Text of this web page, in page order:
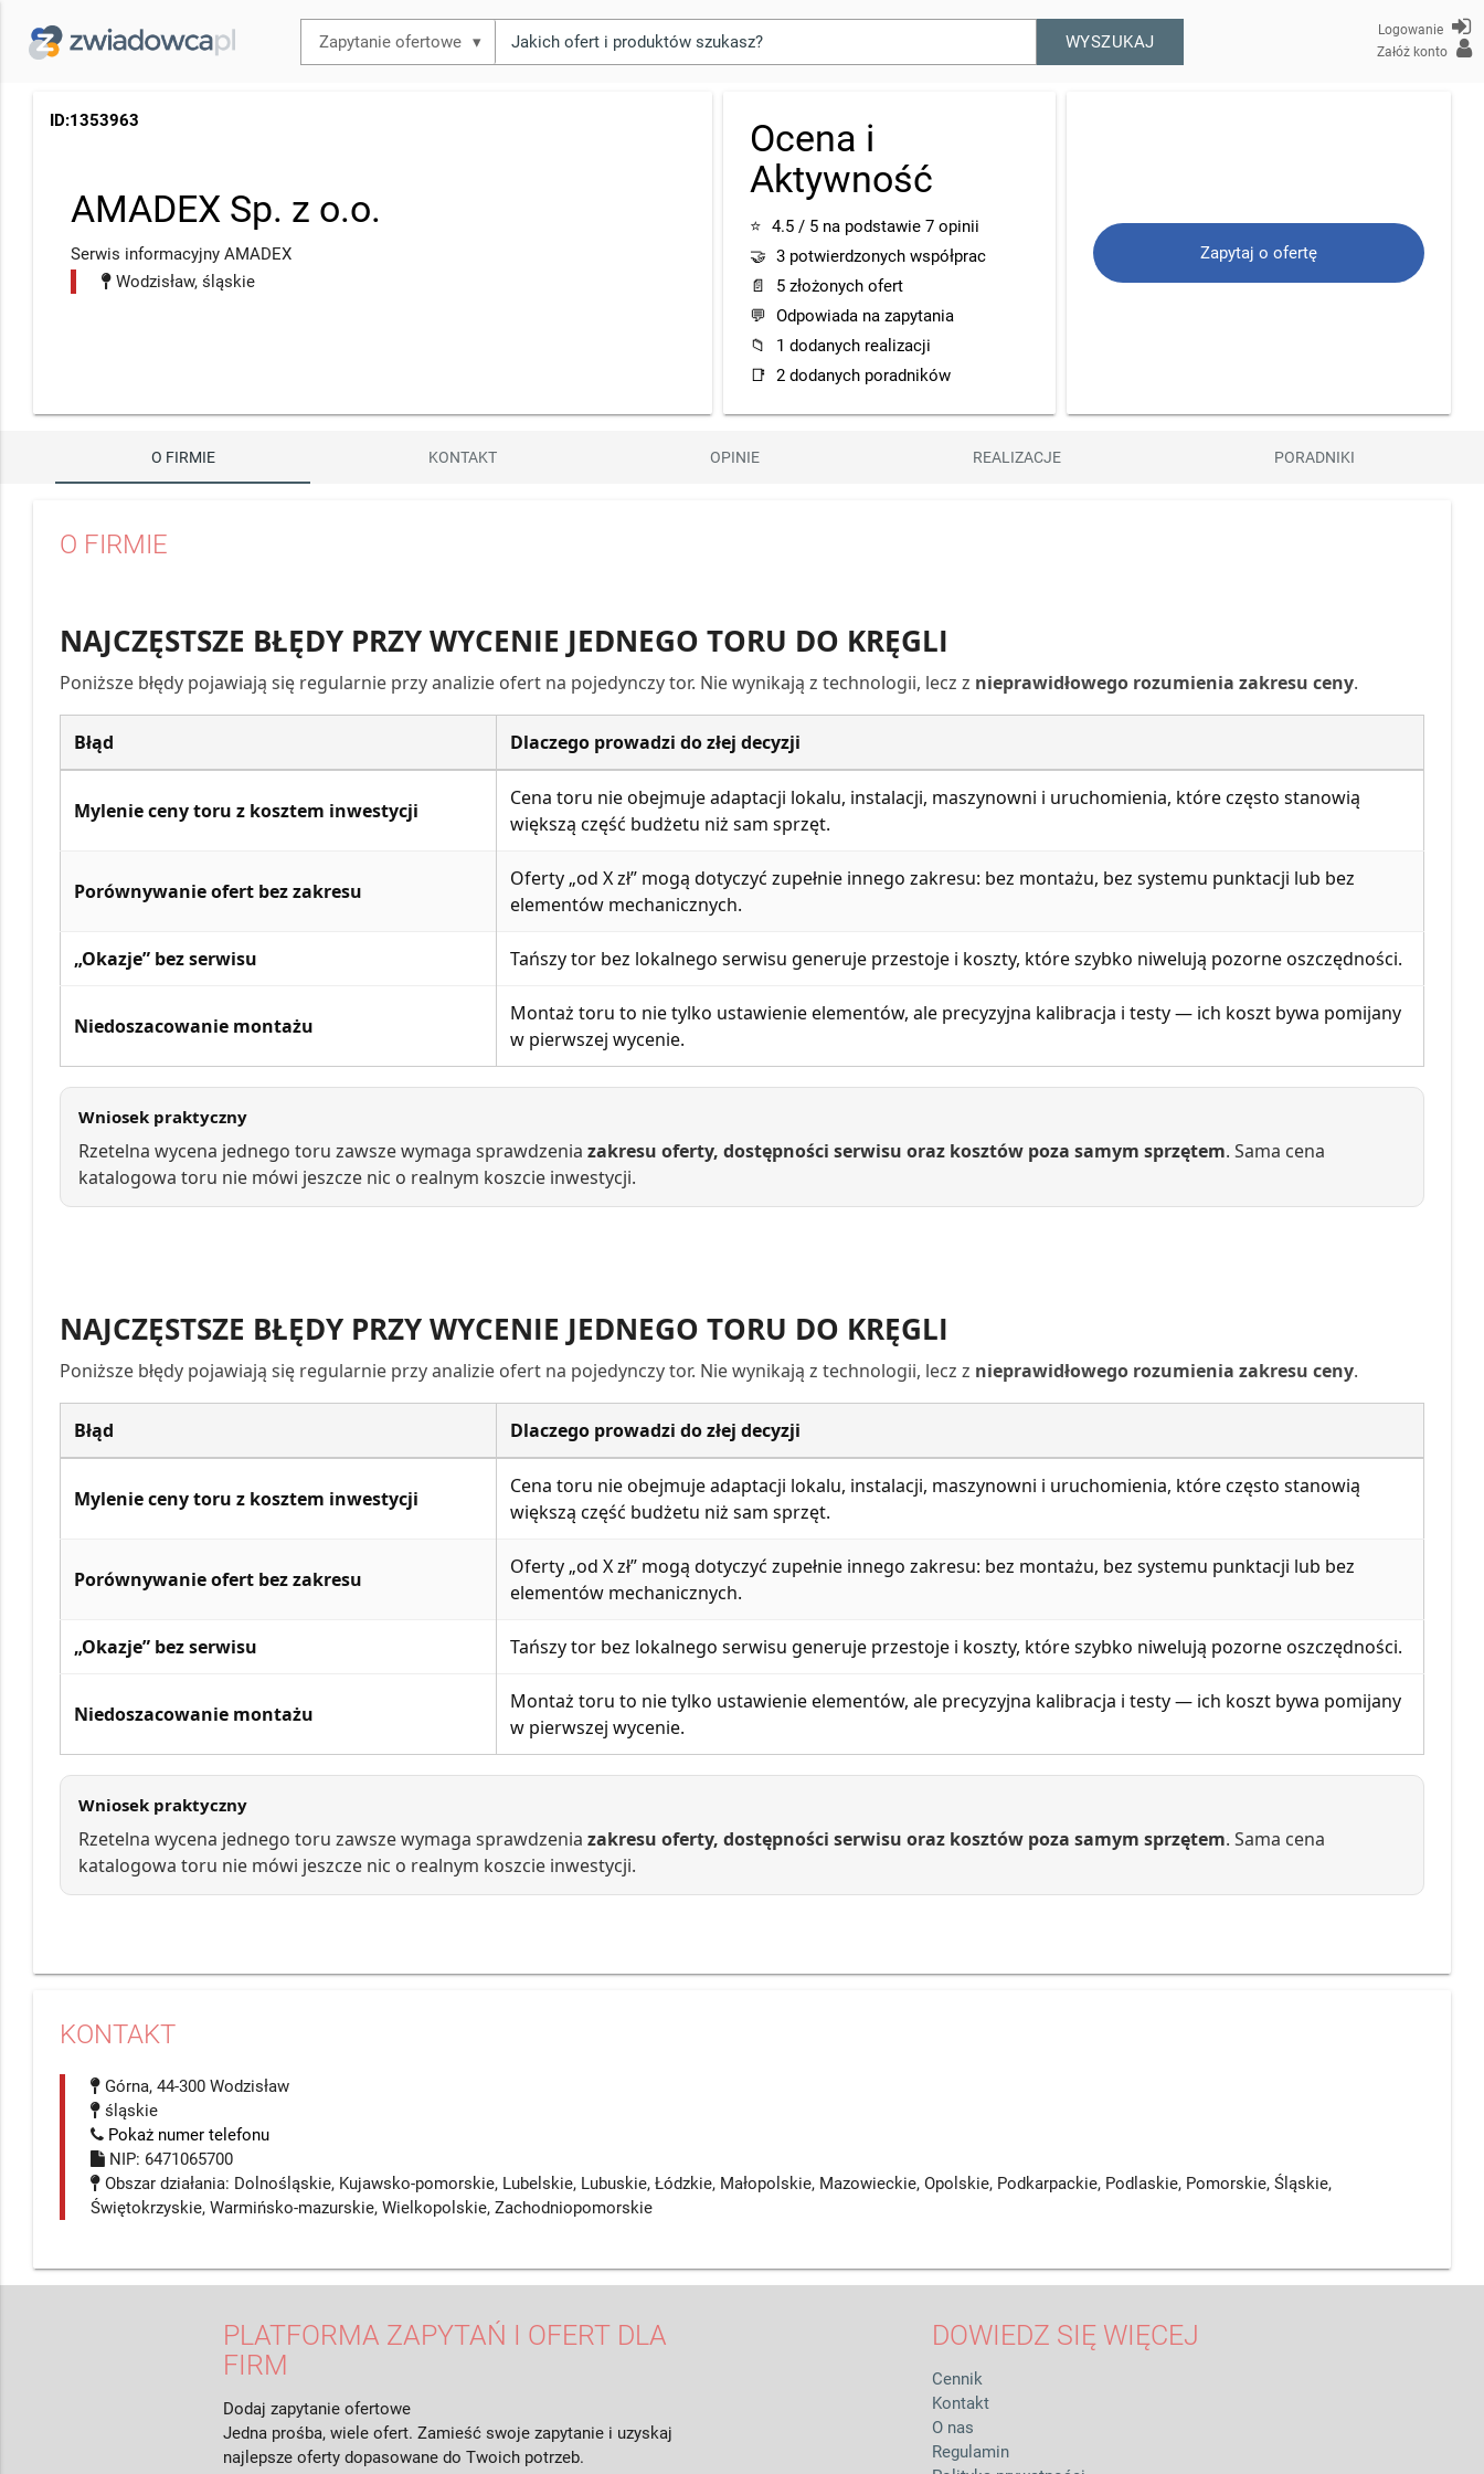
▾ WYSZUKAJ
Logowanie
Załóż konto
ID:1353963
AMADEX Sp. z o.o.
Serwis informacyjny AMADEX
Wodzisław, śląskie
Ocena i
Aktywność
⭐ 4.5 / 5 na podstawie 7 opinii
🤝 3 potwierdzonych współprac
📄
5 złożonych ofert
💬 Odpowiada na zapytania
📁
1 dodanych realizacji
📑 2 dodanych poradników
Zapytaj o ofertę
O FIRMIE KONTAKT OPINIE REALIZACJE PORADNIKI
O FIRMIE
NAJCZĘSTSZE BŁĘDY PRZY WYCENIE JEDNEGO TORU DO KRĘGLI
Poniższe błędy pojawiają się regularnie przy analizie ofert na pojedynczy tor. Nie wynikają z technologii, lecz z nieprawidłowego rozumienia zakresu ceny.
Błąd Dlaczego prowadzi do złej decyzji
Mylenie ceny toru z kosztem inwestycji
Cena toru nie obejmuje adaptacji lokalu, instalacji, maszynowni i uruchomienia, które często stanowią
większą część budżetu niż sam sprzęt.
Porównywanie ofert bez zakresu
Oferty „od X zł” mogą dotyczyć zupełnie innego zakresu: bez montażu, bez systemu punktacji lub bez
elementów mechanicznych.
„Okazje” bez serwisu Tańszy tor bez lokalnego serwisu generuje przestoje i koszty, które szybko niwelują pozorne oszczędności.
Niedoszacowanie montażu
Montaż toru to nie tylko ustawienie elementów, ale precyzyjna kalibracja i testy — ich koszt bywa pomijany
w pierwszej wycenie.
Wniosek praktyczny
Rzetelna wycena jednego toru zawsze wymaga sprawdzenia zakresu oferty, dostępności serwisu oraz kosztów poza samym sprzętem. Sama cena
katalogowa toru nie mówi jeszcze nic o realnym koszcie inwestycji.
NAJCZĘSTSZE BŁĘDY PRZY WYCENIE JEDNEGO TORU DO KRĘGLI
Poniższe błędy pojawiają się regularnie przy analizie ofert na pojedynczy tor. Nie wynikają z technologii, lecz z nieprawidłowego rozumienia zakresu ceny.
Błąd Dlaczego prowadzi do złej decyzji
Mylenie ceny toru z kosztem inwestycji
Cena toru nie obejmuje adaptacji lokalu, instalacji, maszynowni i uruchomienia, które często stanowią
większą część budżetu niż sam sprzęt.
Porównywanie ofert bez zakresu
Oferty „od X zł” mogą dotyczyć zupełnie innego zakresu: bez montażu, bez systemu punktacji lub bez
elementów mechanicznych.
„Okazje” bez serwisu Tańszy tor bez lokalnego serwisu generuje przestoje i koszty, które szybko niwelują pozorne oszczędności.
Niedoszacowanie montażu
Montaż toru to nie tylko ustawienie elementów, ale precyzyjna kalibracja i testy — ich koszt bywa pomijany
w pierwszej wycenie.
Wniosek praktyczny
Rzetelna wycena jednego toru zawsze wymaga sprawdzenia zakresu oferty, dostępności serwisu oraz kosztów poza samym sprzętem. Sama cena
katalogowa toru nie mówi jeszcze nic o realnym koszcie inwestycji.
KONTAKT
Górna, 44-300 Wodzisław
śląskie
Pokaż numer telefonu
NIP: 6471065700
Obszar działania: Dolnośląskie, Kujawsko-pomorskie, Lubelskie, Lubuskie, Łódzkie, Małopolskie, Mazowieckie, Opolskie, Podkarpackie, Podlaskie, Pomorskie, Śląskie,
Świętokrzyskie, Warmińsko-mazurskie, Wielkopolskie, Zachodniopomorskie
PLATFORMA ZAPYTAŃ I OFERT DLA
FIRM
Dodaj zapytanie ofertowe
Jedna prośba, wiele ofert. Zamieść swoje zapytanie i uzyskaj
najlepsze oferty dopasowane do Twoich potrzeb.
DOWIEDZ SIĘ WIĘCEJ
Cennik
Kontakt
O nas
Regulamin